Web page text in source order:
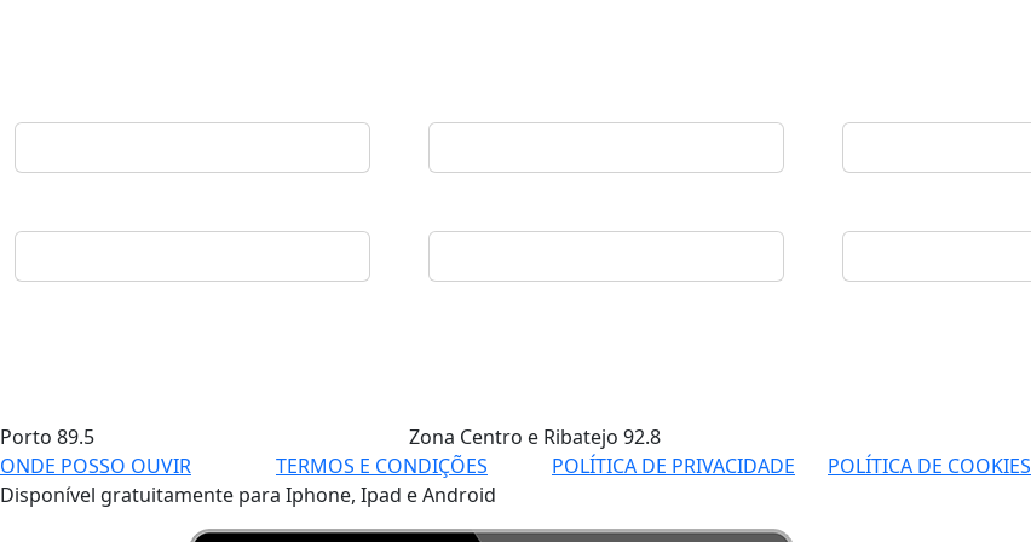
Porto 89.5 Zona Centro e Ribatejo 92.8
ONDE POSSO OUVIR
TERMOS E CONDIÇÕES POLÍTICA DE PRIVACIDADE POLÍTICA DE COOKIES
Disponível gratuitamente para Iphone, Ipad e Android